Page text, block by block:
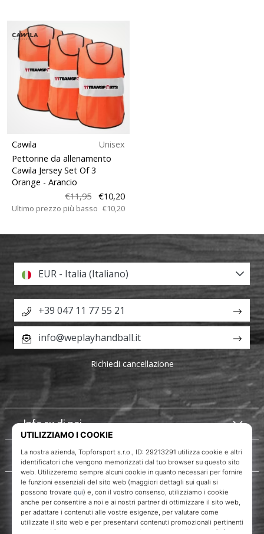
Cawila
Unisex
Pettorine da allenamento
Cawila Jersey Set Of 3
Orange - Arancio
€11,95
€10,20
Ultimo prezzo più basso €10,20
Info su di noi
Servizio clienti
EUR - Italia (Italiano)
+39 047 11 77 55 21
info@weplayhandball.it
Richiedi cancellazione